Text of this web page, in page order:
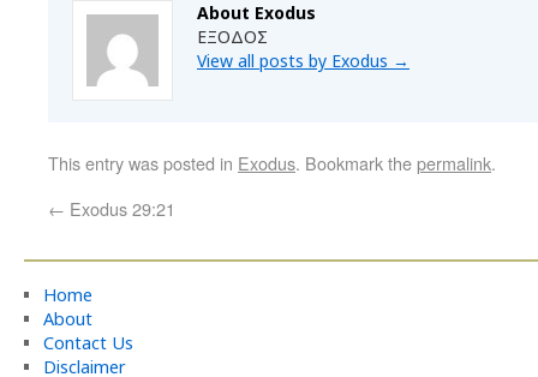
About Exodus
ΕΞΟΔΟΣ
View all posts by Exodus →
This entry was posted in Exodus. Bookmark thepermalink.
← Exodus 29:21
Home
About
Contact Us
Disclaimer